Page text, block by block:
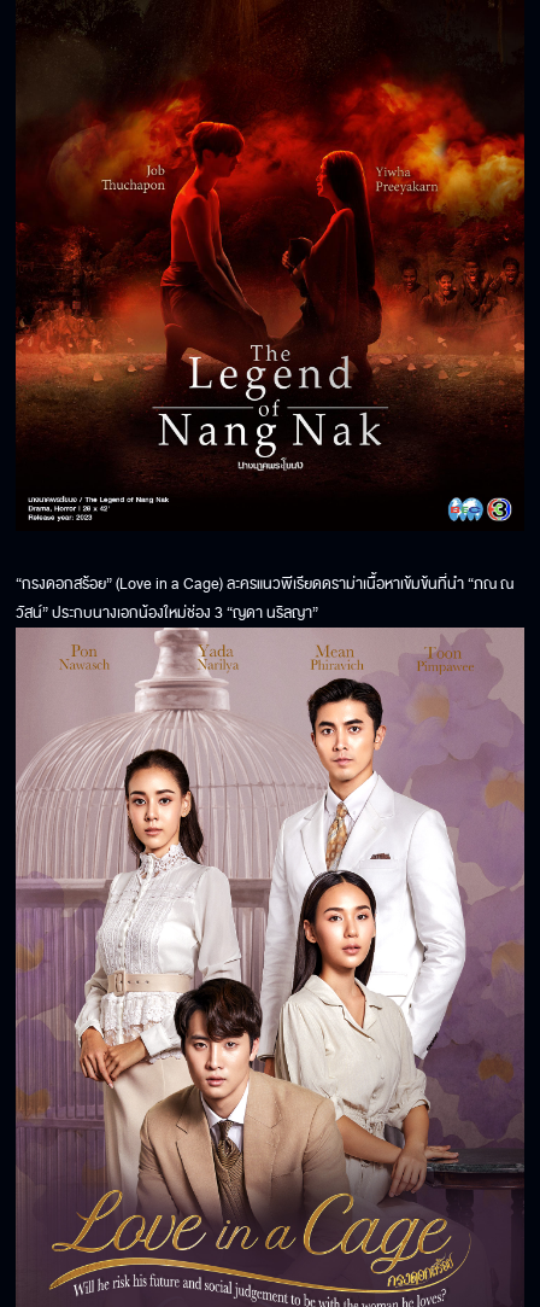
“กรงดอกสร้อย” (Love in a Cage) ละครแนวพีเรียดดราม่าเนื้อหาเข้มข้นที่นำ “ภณ ณ
วัสน์” ประกบนางเอกน้องใหม่ช่อง 3 “ญดา นริลญา”